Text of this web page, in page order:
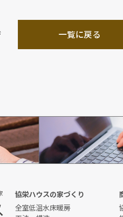
一覧に戻る
資料請求
協栄ハウスの家づくり
全室低温水床暖房